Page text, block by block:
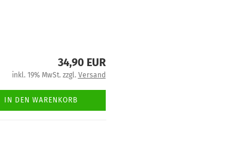
34,90 EUR
inkl. 19% MwSt. zzgl. Versand
IN DEN WARENKORB